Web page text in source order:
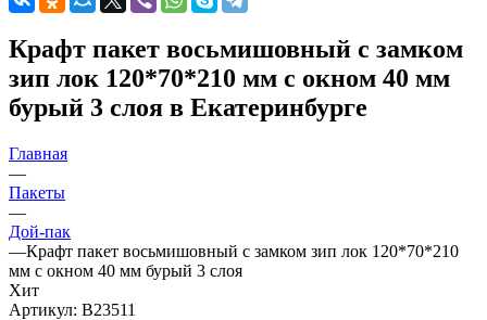
Крафт пакет восьмишовный с замком
зип лок 120*70*210 мм с окном 40 мм
бурый 3 слоя в Екатеринбурге
Главная
—
Пакеты
—
Дой-пак
—Крафт пакет восьмишовный с замком зип лок 120*70*210
мм с окном 40 мм бурый 3 слоя
Хит
Артикул: B23511